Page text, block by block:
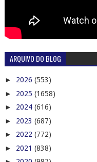
2021(838)
►
2020
►2019(1115)
►2018 (1314)
▼ 2017 (2220)
►dezembro
►novembro
▼outubro